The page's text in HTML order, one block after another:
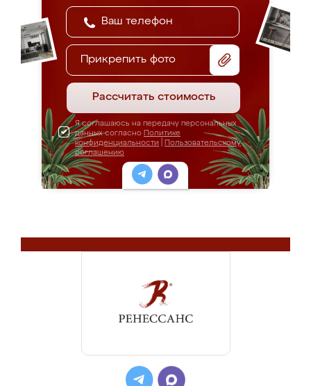
Прикрепить фото
Рассчитать стоимость
Я соглашаюсь на передачу персональных
данных согласно Политике
конфиденциальности
Пользовательскому
соглашению